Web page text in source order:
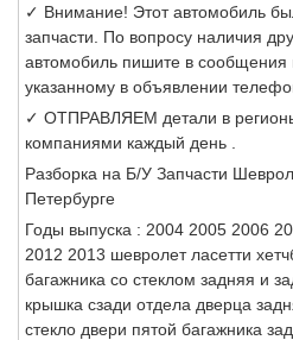
✓ Внимание! Этот автомобиль
запчасти. По вопросу наличия
автомобиль пишите в сообщения
указанному в объявлении
✓ ОТПРАВЛЯЕМ детали в
компаниями каждый день .
Разборка на Б/У Запчасти
Петербурге
Годы выпуска : 2004 2005 2006
2012 2013 шевролет ласетти
багажника со стеклом задняя и
крышка сзади отдела дверца
стекло двери пятой багажника